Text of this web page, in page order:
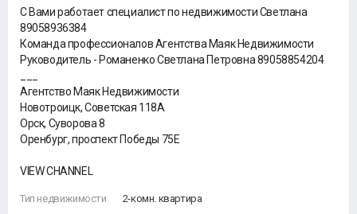
С Вами работает специалист по недвижимости Светлана
89058936384
Команда профессионалов Агентства Маяк Недвижимости
Руководитель - Романенко Светлана Петровна 89058854204
Агентство Маяк Недвижимости
Новотроицк, Советская 118А
Орск, Суворова 8
Оренбург, проспект Победы 75Е
VIEW CHANNEL
Тип недвижимости
2-комн. квартира